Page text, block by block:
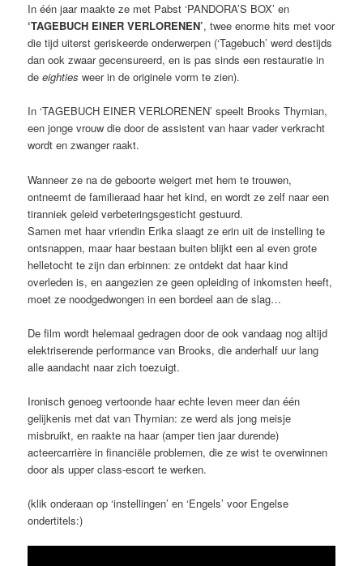
In één jaar maakte ze met Pabst ‘PANDORA’S BOX’ en
‘TAGEBUCH EINER VERLORENEN’, twee enorme hits met voor
die tijd uiterst geriskeerde onderwerpen (‘Tagebuch’ werd destijds
dan ook zwaar gecensureerd, en is pas sinds een restauratie in
deeighties weer in de originele vorm te zien).
In ‘TAGEBUCH EINER VERLORENEN’ speelt Brooks Thymian,
een jonge vrouw die door de assistent van haar vader verkracht
wordt en zwanger raakt.
Wanneer ze na de geboorte weigert met hem te trouwen,
ontneemt de familieraad haar het kind, en wordt ze zelf naar een
tiranniek geleid verbeteringsgesticht gestuurd.
Samen met haar vriendin Erika slaagt ze erin uit de instelling te
ontsnappen, maar haar bestaan buiten blijkt een al even grote
helletocht te zijn dan erbinnen: ze ontdekt dat haar kind
overleden is, en aangezien ze geen opleiding of inkomsten heeft,
moet ze noodgedwongen in een bordeel aan de slag…
De film wordt helemaal gedragen door de ook vandaag nog altijd
elektriserende performance van Brooks, die anderhalf uur lang
alle aandacht naar zich toezuigt.
Ironisch genoeg vertoonde haar echte leven meer dan één
gelijkenis met dat van Thymian: ze werd als jong meisje
misbruikt, en raakte na haar (amper tien jaar durende)
acteercarrière in financiële problemen, die ze wist te overwinnen
door als upper class-escort te werken.
(klik onderaan op ‘instellingen’ en ‘Engels’ voor Engelse
ondertitels:)